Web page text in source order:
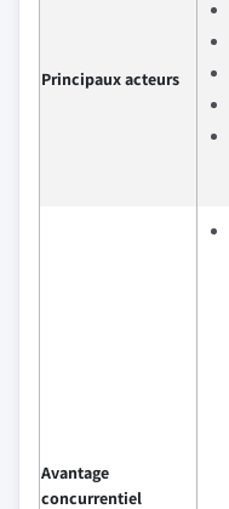
Principaux acteurs
Avantage
concurrentiel